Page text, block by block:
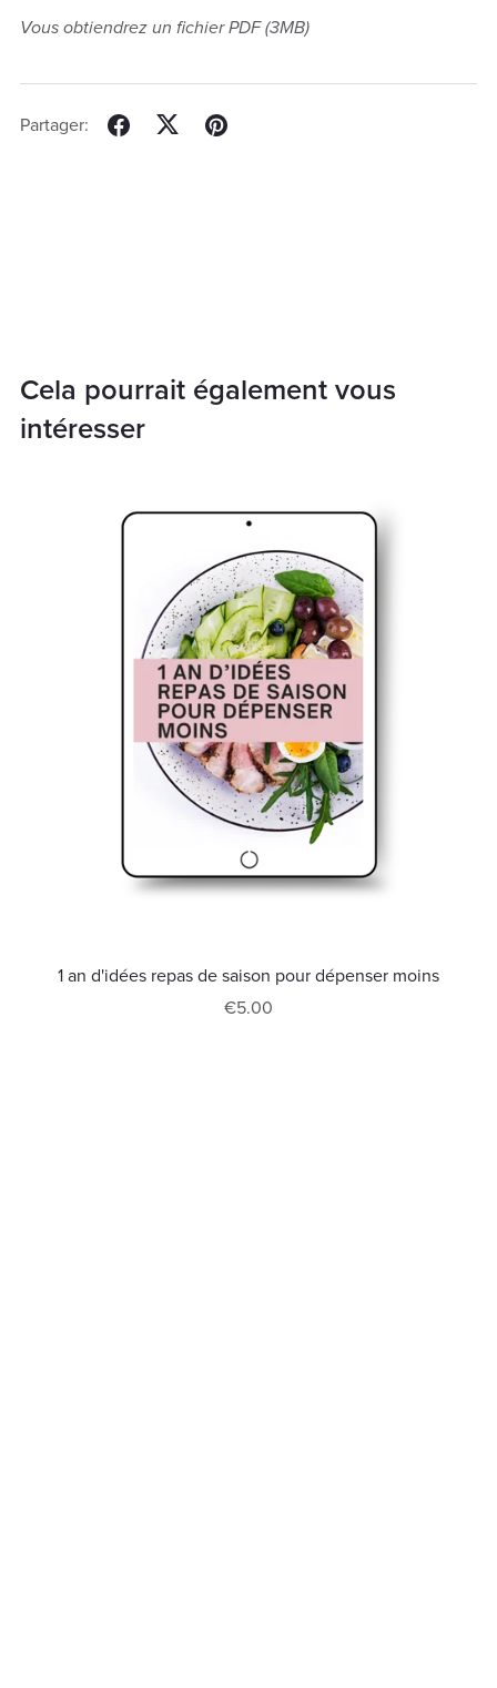
Vous obtiendrez un fichier PDF(3MB)
Partager:
Cela pourrait également vous
intéresser
1 an d'idées repas de saison pour dépenser moins
€5.00